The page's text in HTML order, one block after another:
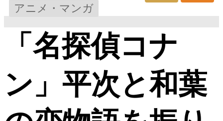
アニメ・マンガ
「名探偵コナ
ン」平次と和葉